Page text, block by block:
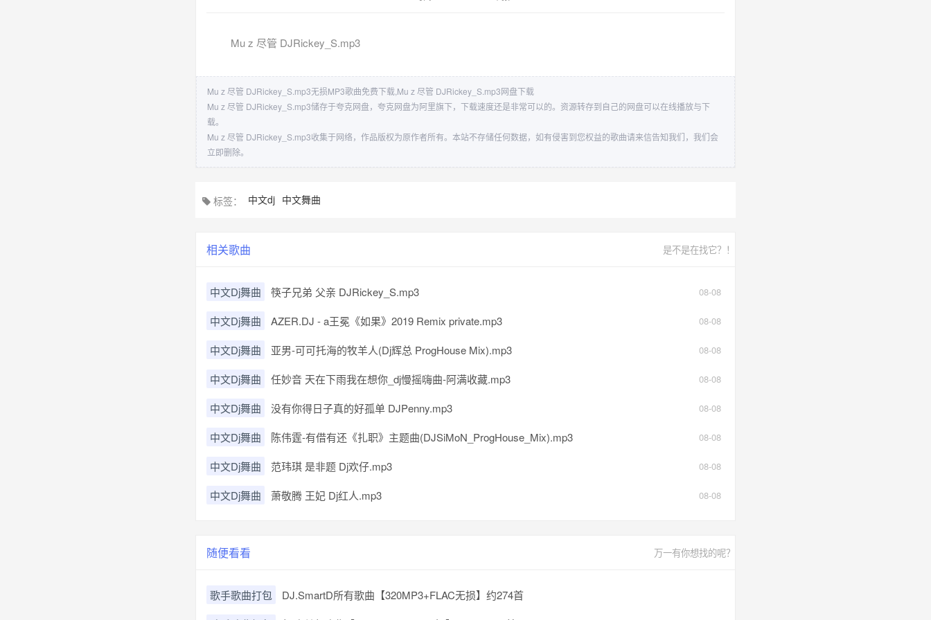
Mu z 尽管 DJRickey_S.mp3
Mu z 尽管 DJRickey_S.mp3无损MP3歌曲免费下载,Mu z 尽管 DJRickey_S.mp3网盘下载
Mu z 尽管 DJRickey_S.mp3储存于夸克网盘，夸克网盘为阿里旗下，下载速度还是非常可以的。资源转存到自己的网盘可以在线播放与下
载。
Mu z 尽管 DJRickey_S.mp3收集于网络，作品版权为原作者所有。本站不存储任何数据，如有侵害到您权益的歌曲请来信告知我们，我们会
立即删除。
标签： 中文dj 中文舞曲
相关歌曲 是不是在找它？！
08-08
中文Dj舞曲 筷子兄弟 父亲 DJRickey_S.mp3
08-08
中文Dj舞曲 AZER.DJ - a王冕《如果》2019 Remix private.mp3
08-08
中文Dj舞曲 亚男-可可托海的牧羊人(Dj辉总 ProgHouse Mix).mp3
08-08
中文Dj舞曲 任妙音 天在下雨我在想你_dj慢摇嗨曲-阿满收藏.mp3
08-08
中文Dj舞曲 没有你得日子真的好孤单 DJPenny.mp3
08-08
中文Dj舞曲 陈伟霆-有借有还《扎职》主题曲(DJSiMoN_ProgHouse_Mix).mp3
08-08
中文Dj舞曲 范玮琪 是非题 Dj欢仔.mp3
08-08
中文Dj舞曲 萧敬腾 王妃 Dj红人.mp3
随便看看 万一有你想找的呢？
歌手歌曲打包
DJ.SmartD所有歌曲【320MP3+FLAC无损】约274首